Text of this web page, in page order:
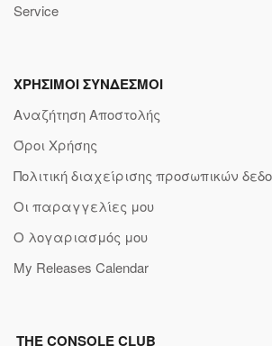
Service
ΧΡΗΣΙΜΟΙ ΣΥΝΔΕΣΜΟΙ
Αναζήτηση Αποστολής
Όροι Χρήσης
Πολιτική διαχείρισης προσωπικών
Οι παραγγελίες μου
Ο λογαριασμός μου
My Releases Calendar
THE CONSOLE CLUB